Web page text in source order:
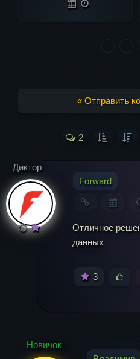
« Отправить
Обязательные поля
Комментарий
2
Диктор
Forward
Отличное
данных
3
Новичок